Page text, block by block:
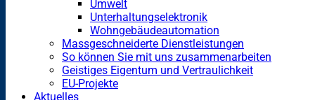
Umwelt
Unterhaltungselektronik
Wohngebäudeautomation
Massgeschneiderte Dienstleistungen
So können Sie mit uns zusammenarbeiten
Geistiges Eigentum und Vertraulichkeit
EU-Projekte
Aktuelles